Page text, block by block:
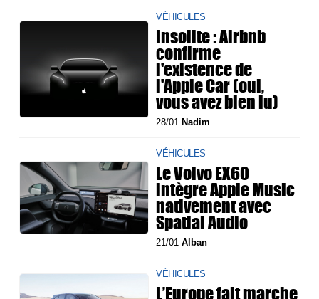
VÉHICULES
Insolite : Airbnb
confirme
l'existence de
l'Apple Car (oui,
vous avez bien lu)
28/01Nadim
VÉHICULES
Le Volvo EX60
intègre Apple Music
nativement avec
Spatial Audio
21/01Alban
VÉHICULES
L’Europe fait marche